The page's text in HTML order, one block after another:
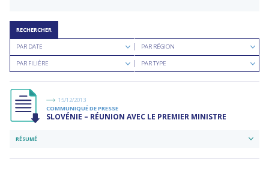
RECHERCHER
Rechercher
par
date
PAR DATE
Rechercher
par
région
PAR RÉGION
Rechercher
parPAR FILIÈRE
Rechercher
parPAR TYPE
15/12/2013
COMMUNIQUÉ DE PRESSE
SLOVÉNIE – RÉUNION AVEC LE PREMIER MINISTRE
RÉSUMÉ